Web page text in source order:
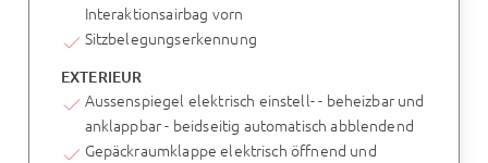
Interaktionsairbag vorn
Sitzbelegungserkennung
EXTERIEUR
Aussenspiegel elektrisch einstell- - beheizbar und
anklappbar - beidseitig automatisch abblendend
Gepäckraumklappe elektrisch öffnend und